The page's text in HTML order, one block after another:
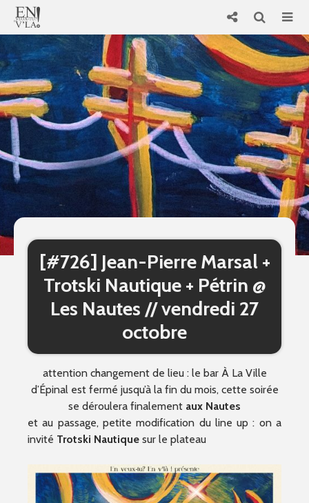
[#726] Jean-Pierre Marsal +
Trotski Nautique + Pétrin @
Les Nautes // vendredi 27
octobre
attention changement de lieu : le bar À La Ville
d’Épinal est fermé jusqu’à la fin du mois, cette soirée
se déroulera finalement aux Nautes
et au passage, petite modification du line up : on a
invité Trotski Nautique sur le plateau